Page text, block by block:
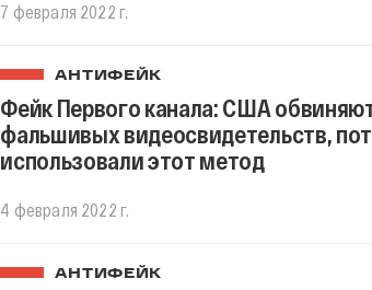
7 февраля 2022 г.
АНТИФЕЙК
Фейк Первого канала: США
фальшивых видеосвидетельств,
использовали этот метод
4 февраля 2022 г.
АНТИФЕЙК